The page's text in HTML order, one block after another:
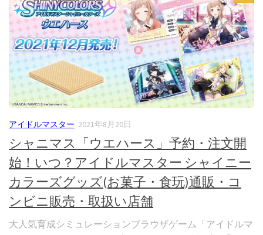
アイドルマスター 2021年8月20日
シャニマス「ウエハース」予約・注文開
始！いつ？アイドルマスター シャイニー
カラーズグッズ(お菓子・食玩)通販・コ
ンビニ販売・取扱い店舗
大人気育成シミュレーションブラウザゲーム「アイドルマ